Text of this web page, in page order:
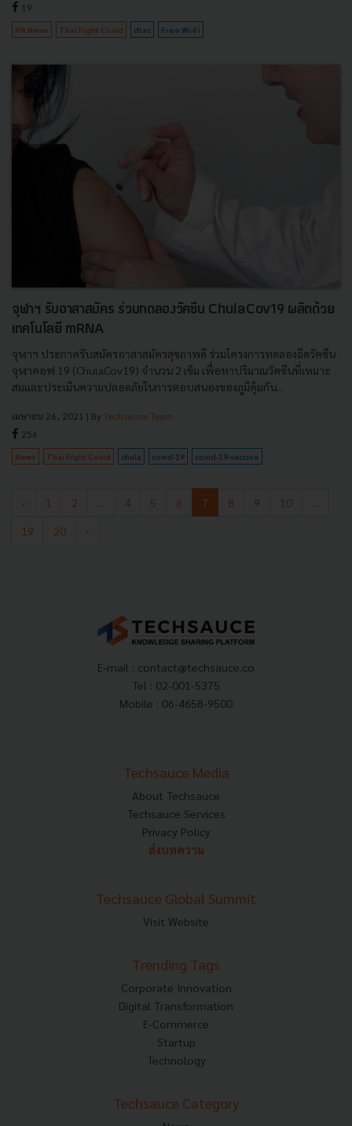
19
PR News Thai Fight Covid dtac Free Wi-Fi
จุฬาฯ รับอาสาสมัคร ร่วมทดลองวัคซีน ChulaCov19 ผลิตด้วย
เทคโนโลยี mRNA
จุฬาฯ ประกาศรับสมัครอาสาสมัครสุขภาพดี ร่วมโครงการทดลองฉีดวัคซีน
จุฬาคอฟ 19 (ChulaCov19) จำนวน 2 เข็ม เพื่อหาปริมาณวัคซีนที่เหมาะ
สมและประเมินความปลอดภัยในการตอบสนองของภูมิคุ้มกัน...
เมษายน 26, 2021 | By Techsauce Team
256
News Thai Fight Covid chula covid-19 covid-19-vaccine
‹ 1 2 4 5 6 7 8 9 10
19
20 ›
E-mail : contact@techsauce.co
Tel : 02-001-5375
Mobile : 06-4658-9500
Techsauce Media
About Techsauce
Techsauce Services
Privacy Policy
ส่งบทความ
Techsauce Global Summit
Visit Website
Trending Tags
Corporate Innovation
Digital Transformation
E-Commerce
Startup
Technology
Techsauce Category